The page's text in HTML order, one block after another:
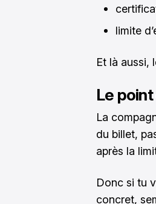
limite
Et là aussi,
Le
La
du billet,
après la
Donc si tu
concret,